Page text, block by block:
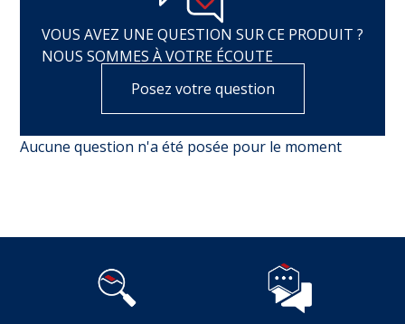
VOUS AVEZ UNE QUESTION SUR CE PRODUIT ?
NOUS SOMMES À VOTRE ÉCOUTE
Posez votre question
Aucune question n'a été posée pour le moment